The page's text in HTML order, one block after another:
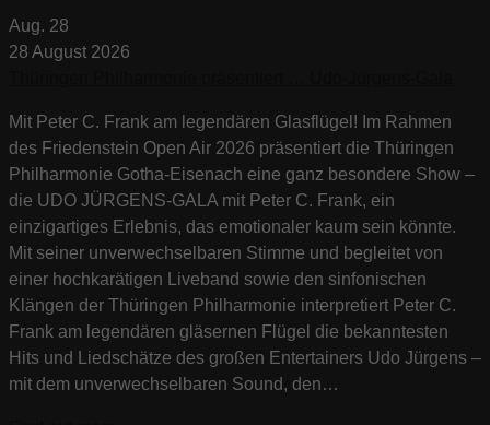
Aug. 28
28 August 2026
Mit Peter C. Frank am legendären Glasflügel! Im Rahmen
des Friedenstein Open Air 2026 präsentiert die Thüringen
Philharmonie Gotha-Eisenach eine ganz besondere Show –
die UDO JÜRGENS-GALA mit Peter C. Frank, ein
einzigartiges Erlebnis, das emotionaler kaum sein könnte.
Mit seiner unverwechselbaren Stimme und begleitet von
einer hochkarätigen Liveband sowie den sinfonischen
Klängen der Thüringen Philharmonie interpretiert Peter C.
Frank am legendären gläsernen Flügel die bekanntesten
Hits und Liedschätze des großen Entertainers Udo Jürgens –
mit dem unverwechselbaren Sound, den…